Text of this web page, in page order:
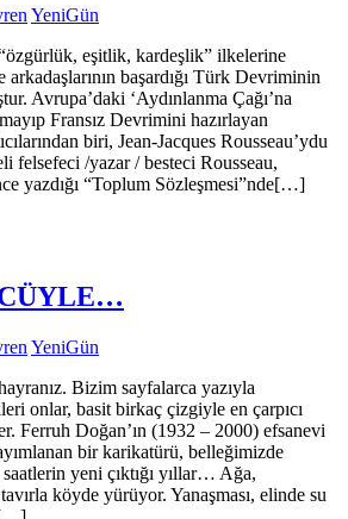
YeniGün
eşitlik, kardeşlik” ilkelerine
başardığı Türk Devriminin
Avrupa’daki ‘Aydınlanma Çağı’na
Fransız Devrimini hazırlayan
biri, Jean-Jacques Rousseau’ydu
felsefeci /yazar / besteci Rousseau,
yazdığı “Toplum Sözleşmesi”nde[…]
YeniGün
Bizim sayfalarca yazıyla
onlar, basit birkaç çizgiyle en çarpıcı
Ferruh Doğan’ın (1932 – 2000) efsanevi
bir karikatürü, belleğimizde
saatlerin yeni çıktığı yıllar… Ağa,
köyde yürüyor. Yanaşması, elinde su